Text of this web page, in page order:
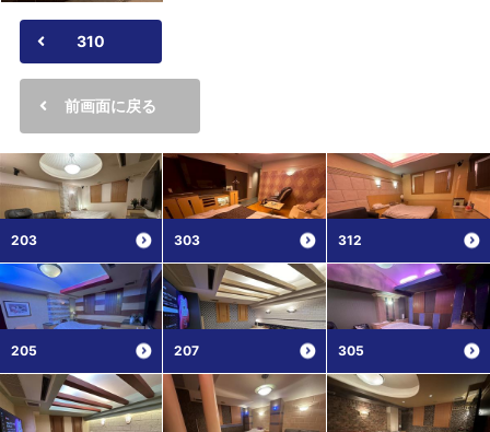
310
前画面に戻る
203 303 312
205 207 305